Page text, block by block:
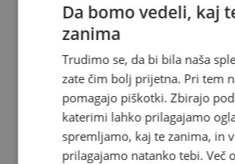
Da bomo vedeli, kaj
zanima
Trudimo se, da bi bila naša
zate čim bolj prijetna. Pri tem
pomagajo piškotki. Zbirajo
katerimi lahko prilagajamo
spremljamo, kaj te zanima, in
prilagajamo natanko tebi. Več